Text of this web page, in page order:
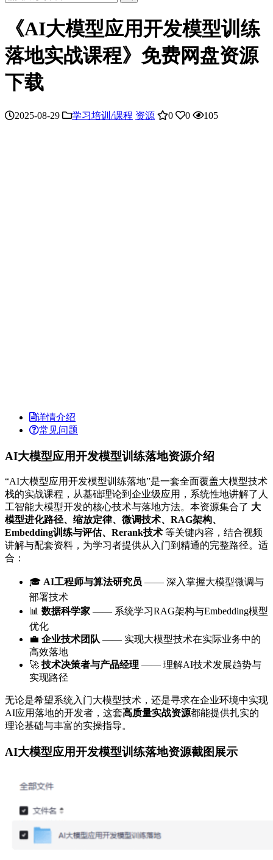
《AI大模型应用开发模型训练
落地实战课程》免费网盘资源
下载
2025-08-29 学习培训/课程 资源 0 0 105
详情介绍
常见问题
AI大模型应用开发模型训练落地资源介绍
“AI大模型应用开发模型训练落地”是一套全面覆盖大模型技术
栈的实战课程，从基础理论到企业级应用，系统性地讲解了人
工智能大模型开发的核心技术与落地方法。本资源集合了 大
模型进化路径、缩放定律、微调技术、RAG架构、
Embedding训练与评估、Rerank技术 等关键内容，结合视频
讲解与配套资料，为学习者提供从入门到精通的完整路径。适
合：
🎓 AI工程师与算法研究员 —— 深入掌握大模型微调与
部署技术
📊 数据科学家 —— 系统学习RAG架构与Embedding模型
优化
💼 企业技术团队 —— 实现大模型技术在实际业务中的
高效落地
🚀 技术决策者与产品经理 —— 理解AI技术发展趋势与
实现路径
无论是希望系统入门大模型技术，还是寻求在企业环境中实现
AI应用落地的开发者，这套高质量实战资源都能提供扎实的
理论基础与丰富的实操指导。
AI大模型应用开发模型训练落地资源截图展示